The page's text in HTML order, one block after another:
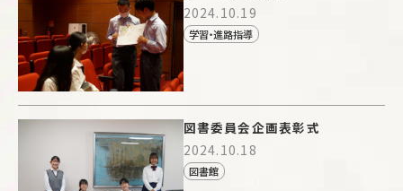
2024.10.19
学習・進路指導
図書委員会企画表彰式
2024.10.18
図書館